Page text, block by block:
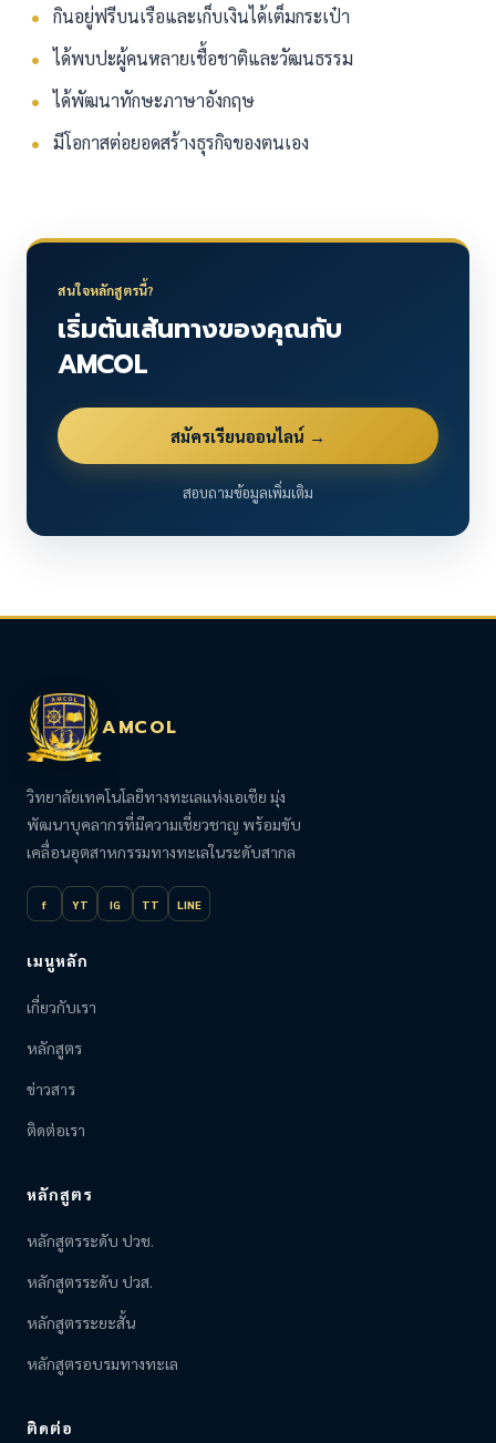
กินอยู่ฟรีบนเรือและเก็บเงินได้เต็มกระเป๋า
ได้พบปะผู้คนหลายเชื้อชาติและวัฒนธรรม
ได้พัฒนาทักษะภาษาอังกฤษ
มีโอกาสต่อยอดสร้างธุรกิจของตนเอง
สนใจหลักสูตรนี้?
เริ่มต้นเส้นทางของคุณกับ
AMCOL
สมัครเรียนออนไลน์ →
สอบถามข้อมูลเพิ่มเติม
AMCOL
วิทยาลัยเทคโนโลยีทางทะเลแห่งเอเชีย มุ่ง
พัฒนาบุคลากรที่มีความเชี่ยวชาญ พร้อมขับ
เคลื่อนอุตสาหกรรมทางทะเลในระดับสากล
f YT IG TT LINE
เมนูหลัก
เกี่ยวกับเรา
หลักสูตร
ข่าวสาร
ติดต่อเรา
หลักสูตร
หลักสูตรระดับ ปวช.
หลักสูตรระดับ ปวส.
หลักสูตรระยะสั้น
หลักสูตรอบรมทางทะเล
ติดต่อ